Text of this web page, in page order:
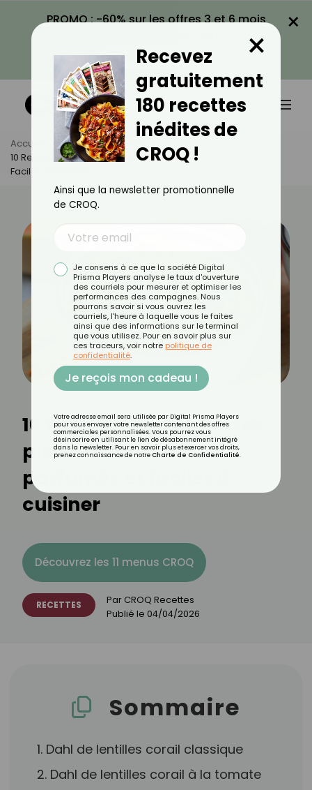
PROMO : -60% sur les offres 3 et 6 mois
VOIR LA PROMO
×
Accueil Actus
Recettes
10 Recettes De Dahls : Des Plats Réconfortants, Parfumés Et
Faciles À Cuisiner
10 recettes de dahls : des
plats réconfortants,
parfumés et faciles à
cuisiner
Découvrez les 11 menus CROQ
RECETTES Par CROQ Recettes
Publié le 04/04/2026
Sommaire
1. Dahl de lentilles corail classique
2. Dahl de lentilles corail à la tomate
Recevez
gratuitement
180 recettes
inédites de
CROQ !
×
Ainsi que la newsletter promotionnelle
de CROQ.
Je consens à ce que la société Digital
Prisma Players analyse le taux d'ouverture
des courriels pour mesurer et optimiser les
performances des campagnes. Nous
pourrons savoir si vous ouvrez les
courriels, l'heure à laquelle vous le faites
ainsi que des informations sur le terminal
que vous utilisez. Pour en savoir plus sur
ces traceurs, voir notre politique de
confidentialité.
Je reçois mon cadeau !
Votre adresse email sera utilisée par Digital Prisma Players
pour vous envoyer votre newsletter contenant des offres
commerciales personnalisées. Vous pourrez vous
désinscrire en utilisant le lien de désabonnement intégré
dans la newsletter. Pour en savoir plus et exercer vos droits,
prenez connaissance de notre Charte de Confidentialité.